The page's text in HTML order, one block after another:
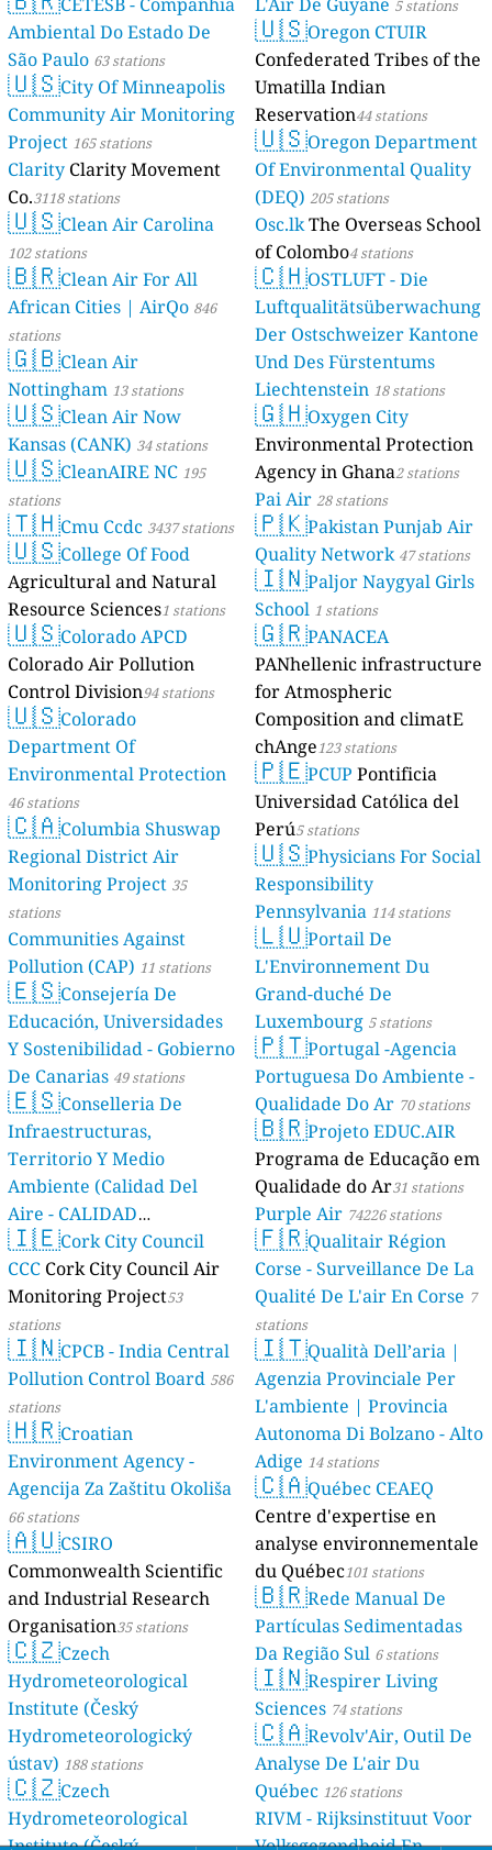
Ambiental Do Estado De
São Paulo 63 stations
🇺🇸City Of Minneapolis
Community Air Monitoring
Project 165 stations
Clarity Clarity Movement
Co.3118 stations
🇺🇸Clean Air Carolina
102 stations
🇧🇷Clean Air For All
African Cities | AirQo 846
stations
🇬🇧Clean Air
Nottingham 13 stations
🇺🇸Clean Air Now
Kansas (CANK) 34 stations
🇺🇸CleanAIRE NC 195
stations
🇹🇭Cmu Ccdc 3437 stations
🇺🇸College Of Food
Agricultural and Natural
Resource Sciences1 stations
🇺🇸Colorado APCD
Colorado Air Pollution
Control Division94 stations
🇺🇸Colorado
Department Of
Environmental Protection
46 stations
🇨🇦Columbia Shuswap
Regional District Air
Monitoring Project 35
stations
Communities Against
Pollution (CAP) 11 stations
🇪🇸Consejería De
Educación, Universidades
Y Sostenibilidad - Gobierno
De Canarias 49 stations
🇪🇸Conselleria De
Infraestructuras,
Territorio Y Medio
Ambiente (Calidad Del
Aire - CALIDAD
AMBIENTAL) 23 stations
🇮🇪Cork City Council
CCC Cork City Council Air
Monitoring Project53
stations
🇮🇳CPCB - India Central
Pollution Control Board 586
stations
🇭🇷Croatian
Environment Agency -
Agencija Za Zaštitu Okoliša
66 stations
🇦🇺CSIRO
Commonwealth Scientific
and Industrial Research
Organisation35 stations
🇨🇿Czech
Hydrometeorological
Institute (Český
Hydrometeorologický
ústav) 188 stations
🇨🇿Czech
Hydrometeorological
5 stations
🇺🇸Oregon CTUIR
Confederated Tribes of the
Umatilla Indian
Reservation44 stations
🇺🇸Oregon Department
Of Environmental Quality
(DEQ) 205 stations
Osc.lkThe Overseas School
of Colombo4 stations
🇨🇭OSTLUFT - Die
Luftqualitätsüberwachung
Der Ostschweizer Kantone
Und Des Fürstentums
Liechtenstein 18 stations
🇬🇭Oxygen City
Environmental Protection
Agency in Ghana2 stations
Pai Air 28 stations
🇵🇰Pakistan Punjab Air
Quality Network 47 stations
🇮🇳Paljor Naygyal Girls
School 1 stations
🇬🇷PANACEA
PANhellenic infrastructure
for Atmospheric
Composition and climatE
chAnge123 stations
🇵🇪PCUP Pontificia
Universidad Católica del
Perú5 stations
🇺🇸Physicians For Social
Responsibility
Pennsylvania 114 stations
🇱🇺Portail De
L'Environnement Du
Grand-duché De
Luxembourg 5 stations
🇵🇹Portugal -Agencia
Portuguesa Do Ambiente -
Qualidade Do Ar 70 stations
🇧🇷Projeto EDUC.AIR
Programa de Educação em
Qualidade do Ar31 stations
Purple Air 74226 stations
🇫🇷Qualitair Région
Corse - Surveillance De La
Qualité De L'air En Corse 7
stations
🇮🇹Qualità Dell’aria |
Agenzia Provinciale Per
L'ambiente | Provincia
Autonoma Di Bolzano - Alto
Adige 14 stations
🇨🇦Québec CEAEQ
Centre d'expertise en
analyse environnementale
du Québec101 stations
🇧🇷Rede Manual De
Partículas Sedimentadas
Da Região Sul 6 stations
🇮🇳Respirer Living
Sciences 74 stations
🇨🇦Revolv'Air, Outil De
Analyse De L'air Du
Québec 126 stations
RIVM - Rijksinstituut Voor